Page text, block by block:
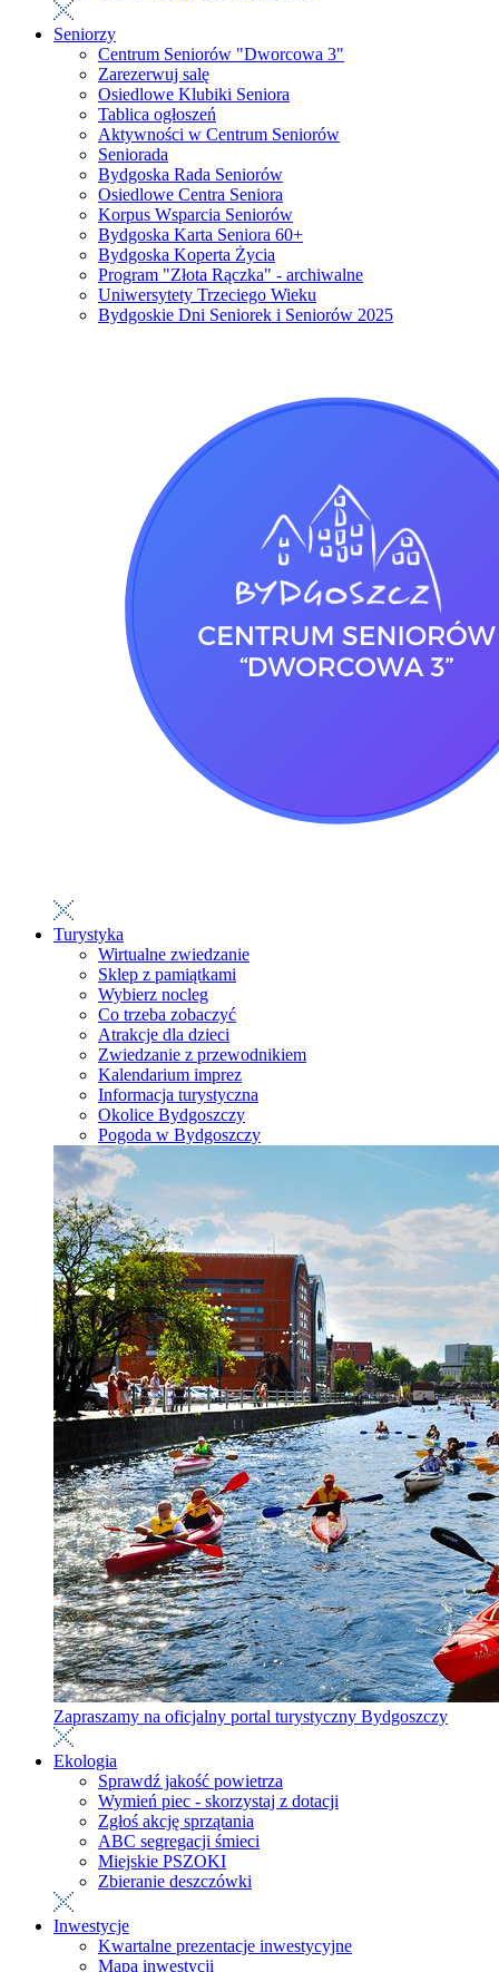
Seniorzy
Centrum Seniorów "Dworcowa 3"
Zarezerwuj salę
Osiedlowe Klubiki Seniora
Tablica ogłoszeń
Aktywności w Centrum Seniorów
Seniorada
Bydgoska Rada Seniorów
Osiedlowe Centra Seniora
Korpus Wsparcia Seniorów
Bydgoska Karta Seniora 60+
Bydgoska Koperta Życia
Program "Złota Rączka" - archiwalne
Uniwersytety Trzeciego Wieku
Bydgoskie Dni Seniorek i Seniorów 2025
Turystyka
Wirtualne zwiedzanie
Sklep z pamiątkami
Wybierz nocleg
Co trzeba zobaczyć
Atrakcje dla dzieci
Zwiedzanie z przewodnikiem
Kalendarium imprez
Informacja turystyczna
Okolice Bydgoszczy
Pogoda w Bydgoszczy
Zapraszamy na oficjalny portal turystyczny Bydgoszczy
Ekologia
Sprawdź jakość powietrza
Wymień piec - skorzystaj z dotacji
Zgłoś akcję sprzątania
ABC segregacji śmieci
Miejskie PSZOKI
Zbieranie deszczówki
Inwestycje
Kwartalne prezentacje inwestycyjne
Mapa inwestycji